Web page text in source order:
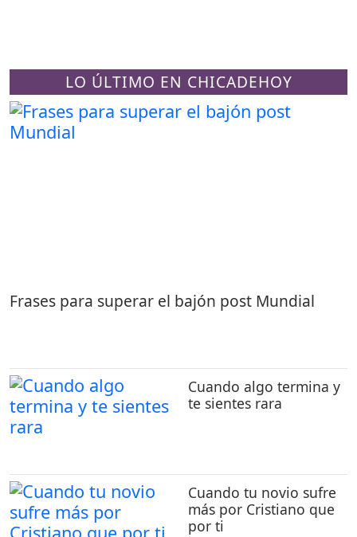
LO ÚLTIMO EN CHICADEHOY
Frases para superar el bajón post Mundial
Cuando algo termina y
te sientes rara
Cuando tu novio sufre
más por Cristiano que
por ti